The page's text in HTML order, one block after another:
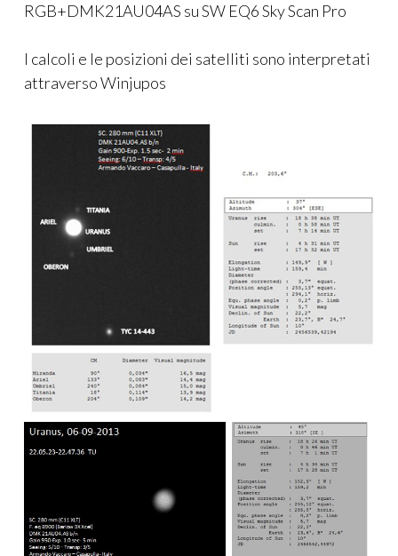
RGB+DMK21AU04AS su SW EQ6 Sky Scan Pro
I calcoli e le posizioni dei satelliti sono interpretati
attraverso Winjupos